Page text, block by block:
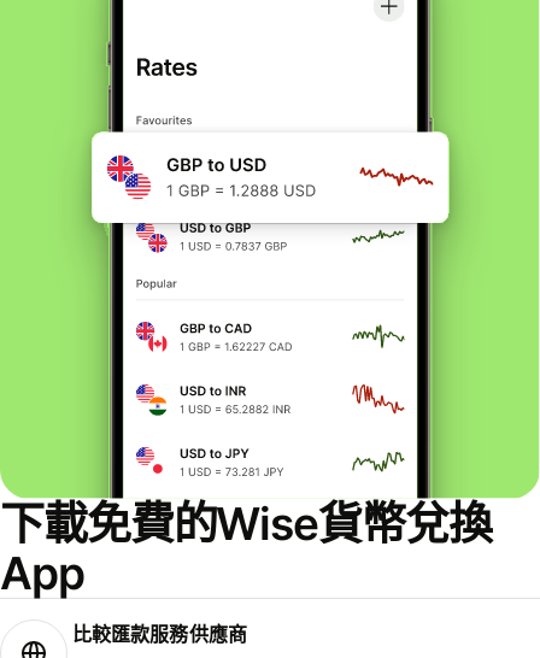
下載免費的Wise貨幣兌換
App
比較匯款服務供應商